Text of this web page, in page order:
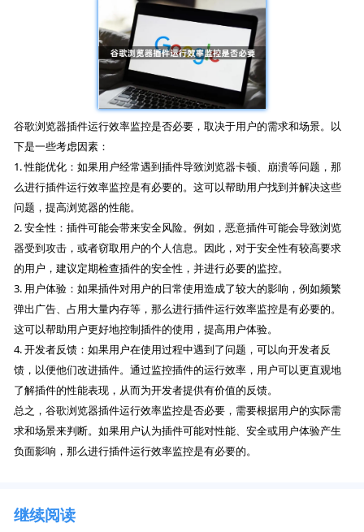
谷歌浏览器插件运行效率监控是否必要，取决于用户的需求和场景。以
下是一些考虑因素：
1. 性能优化：如果用户经常遇到插件导致浏览器卡顿、崩溃等问题，那
么进行插件运行效率监控是有必要的。这可以帮助用户找到并解决这些
问题，提高浏览器的性能。
2. 安全性：插件可能会带来安全风险。例如，恶意插件可能会导致浏览
器受到攻击，或者窃取用户的个人信息。因此，对于安全性有较高要求
的用户，建议定期检查插件的安全性，并进行必要的监控。
3. 用户体验：如果插件对用户的日常使用造成了较大的影响，例如频繁
弹出广告、占用大量内存等，那么进行插件运行效率监控是有必要的。
这可以帮助用户更好地控制插件的使用，提高用户体验。
4. 开发者反馈：如果用户在使用过程中遇到了问题，可以向开发者反
馈，以便他们改进插件。通过监控插件的运行效率，用户可以更直观地
了解插件的性能表现，从而为开发者提供有价值的反馈。
总之，谷歌浏览器插件运行效率监控是否必要，需要根据用户的实际需
求和场景来判断。如果用户认为插件可能对性能、安全或用户体验产生
负面影响，那么进行插件运行效率监控是有必要的。
继续阅读